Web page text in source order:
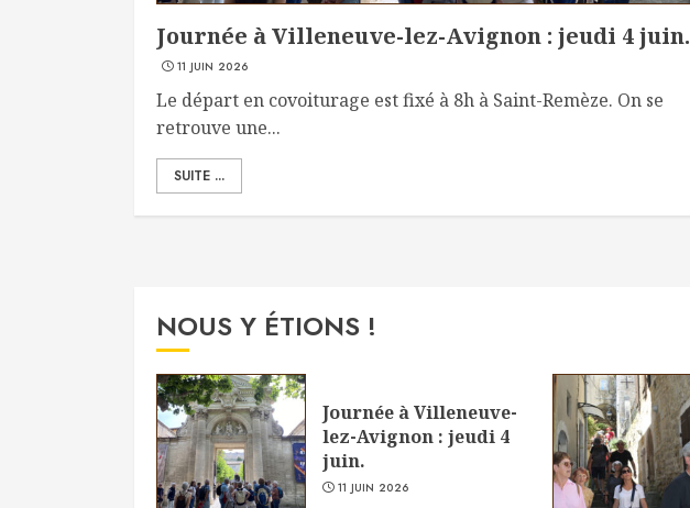
Journée à Villeneuve-lez-Avignon : jeudi 4 juin.
11 JUIN 2026
Le départ en covoiturage est fixé à 8h à Saint-Remèze. On se
retrouve une...
SUITE ...
NOUS Y ÉTIONS !
Journée à Villeneuve-
lez-Avignon : jeudi 4
juin.
11 JUIN 2026